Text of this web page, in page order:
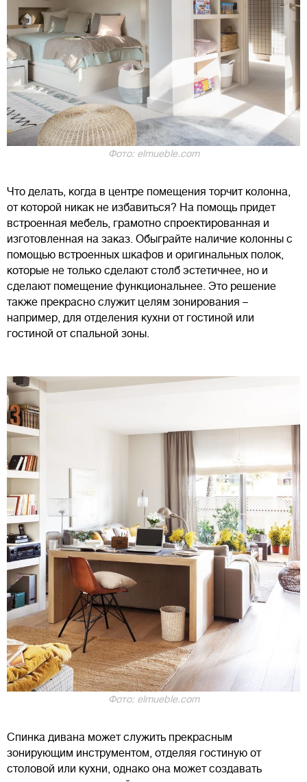
Фото: elmueble.com
Что делать, когда в центре помещения торчит колонна,
от которой никак не избавиться? На помощь придет
встроенная мебель, грамотно спроектированная и
изготовленная на заказ. Обыграйте наличие колонны с
помощью встроенных шкафов и оригинальных полок,
которые не только сделают столб эстетичнее, но и
сделают помещение функциональнее. Это решение
также прекрасно служит целям зонирования –
например, для отделения кухни от гостиной или
гостиной от спальной зоны.
Фото: elmueble.com
Спинка дивана может служить прекрасным
зонирующим инструментом, отделяя гостиную от
столовой или кухни, однако она может создавать